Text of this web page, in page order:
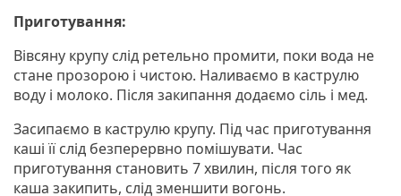
Приготування:
Вівсяну крупу слід ретельно промити, поки вода не
стане прозорою і чистою. Наливаємо в каструлю
воду і молоко. Після закипання додаємо сіль і мед.
Засипаємо в каструлю крупу. Під час приготування
каші її слід безперервно помішувати. Час
приготування становить 7 хвилин, після того як
каша закипить, слід зменшити вогонь.